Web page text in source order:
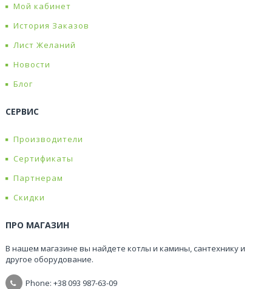
Мой кабинет
История Заказов
Лист Желаний
Новости
Блог
СЕРВИС
Производители
Сертификаты
Партнерам
Скидки
ПРО МАГАЗИН
В нашем магазине вы найдете котлы и камины, сантехнику и
другое оборудование.
Phone: +38093 987-63-09